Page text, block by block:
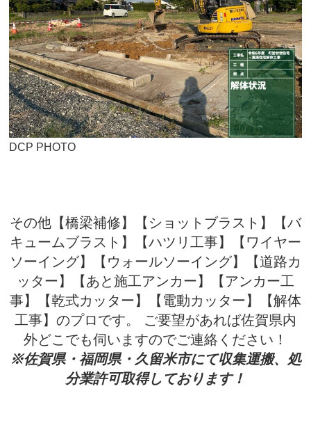
DCP PHOTO
その他【橋梁補修】【ショットブラスト】【バ
キュームブラスト】【ハツリ工事】【ワイヤー
ソーイング】【ウォールソーイング】【道路カ
ッター】【あと施工アンカー】【アンカー工
事】【乾式カッター】【電動カッター】【解体
工事】のプロです。 ご要望があれば佐賀県内
外どこでも伺いますのでご連絡ください！
※佐賀県・福岡県・久留米市にて収集運搬、処
分業許可取得しております！